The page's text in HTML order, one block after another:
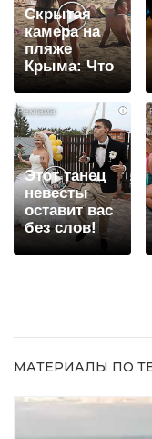
Скрытая
камера на
пляже
Крыма: Что
люди
вытворяют,
когда их не
видят...
i
Этот танец
невесты
оставит вас
без слов!
Пересмотрела
МАТЕРИАЛЫ ПО